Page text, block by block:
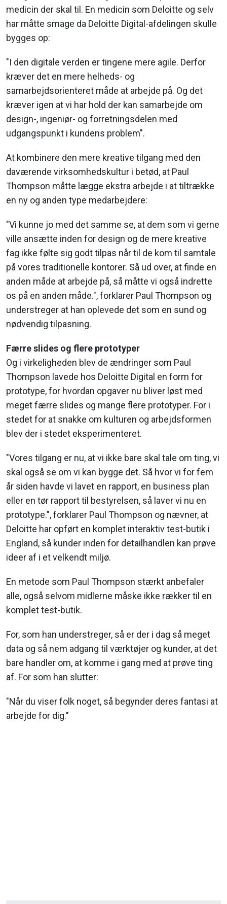
medicin der skal til. En medicin som Deloitte og selv
har måtte smage da Deloitte Digital-afdelingen skulle
bygges op:
"I den digitale verden er tingene mere agile. Derfor
kræver det en mere helheds- og
samarbejdsorienteret måde at arbejde på. Og det
kræver igen at vi har hold der kan samarbejde om
design-, ingeniør- og forretningsdelen med
udgangspunkt i kundens problem".
At kombinere den mere kreative tilgang med den
daværende virksomhedskultur i betød, at Paul
Thompson måtte lægge ekstra arbejde i at tiltrække
en ny og anden type medarbejdere:
"Vi kunne jo med det samme se, at dem som vi gerne
ville ansætte inden for design og de mere kreative
fag ikke følte sig godt tilpas når til de kom til samtale
på vores traditionelle kontorer. Så ud over, at finde en
anden måde at arbejde på, så måtte vi også indrette
os på en anden måde.", forklarer Paul Thompson og
understreger at han oplevede det som en sund og
nødvendig tilpasning.
Færre slides og flere prototyper
Og i virkeligheden blev de ændringer som Paul
Thompson lavede hos Deloitte Digital en form for
prototype, for hvordan opgaver nu bliver løst med
meget færre slides og mange flere prototyper. For i
stedet for at snakke om kulturen og arbejdsformen
blev der i stedet eksperimenteret.
"Vores tilgang er nu, at vi ikke bare skal tale om ting, vi
skal også se om vi kan bygge det. Så hvor vi for fem
år siden havde vi lavet en rapport, en business plan
eller en tør rapport til bestyrelsen, så laver vi nu en
prototype.", forklarer Paul Thompson og nævner, at
Deloitte har opført en komplet interaktiv test-butik i
England, så kunder inden for detailhandlen kan prøve
ideer af i et velkendt miljø.
En metode som Paul Thompson stærkt anbefaler
alle, også selvom midlerne måske ikke rækker til en
komplet test-butik.
For, som han understreger, så er der i dag så meget
data og så nem adgang til værktøjer og kunder, at det
bare handler om, at komme i gang med at prøve ting
af. For som han slutter:
"Når du viser folk noget, så begynder deres fantasi at
arbejde for dig."